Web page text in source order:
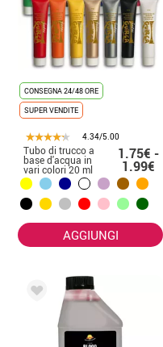
CONSEGNA 24/48 ORE
SUPER VENDITE
4.34/5.00
Tubo di trucco a
base d'acqua in
vari colori 20 ml
1.75€ -
1.99€
AGGIUNGI